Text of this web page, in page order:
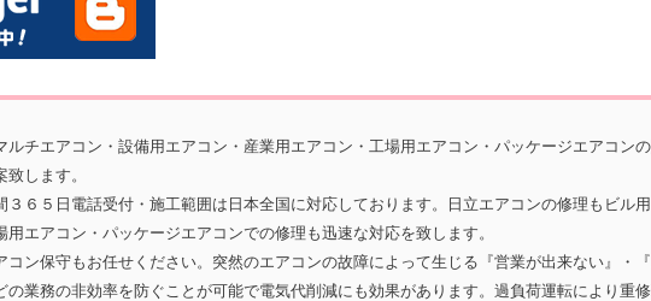
ルチエアコン・設備用エアコン・産業用エアコン・工場用エアコン・パッケージエアコン
致します。
３６５日電話受付・施工範囲は日本全国に対応しております。日立エアコンの修理もビル
用エアコン・パッケージエアコンでの修理も迅速な対応を致します。
コン保守もお任せください。突然のエアコンの故障によって生じる『営業が出来ない』・
の業務の非効率を防ぐことが可能で電気代削減にも効果があります。過負荷運転により重